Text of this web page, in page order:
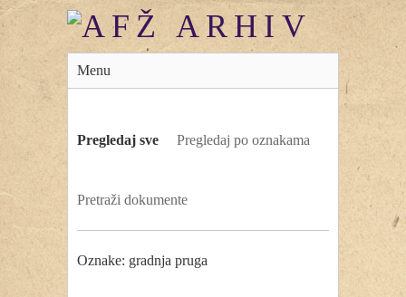
Menu
Pregledaj sve Pregledaj po oznakama
Pretraži dokumente
Oznake: gradnja pruga